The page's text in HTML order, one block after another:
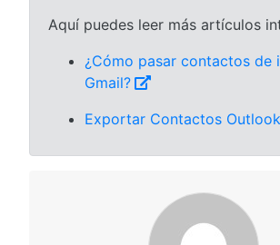
Aquí puedes leer más artículos
¿Cómo pasar contactos de
Gmail?
Exportar Contactos Outlook